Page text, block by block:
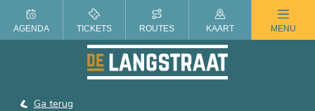
ZOMER IN DE LANGSTRAAT
Ga terug
AGENDA TICKETS ROUTES KAART MENU